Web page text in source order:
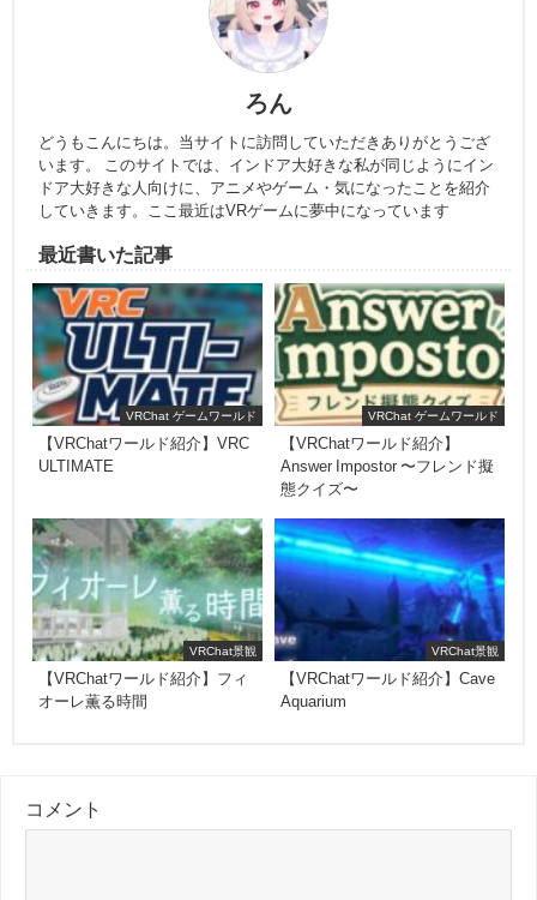
ろん
どうもこんにちは。当サイトに訪問していただきありがとうござ
います。 このサイトでは、インドア大好きな私が同じようにイン
ドア大好きな人向けに、アニメやゲーム・気になったことを紹介
していきます。ここ最近はVRゲームに夢中になっています
最近書いた記事
VRChat ゲームワールド
【VRChatワールド紹介】VRC
ULTIMATE
VRChat ゲームワールド
【VRChatワールド紹介】
Answer Impostor 〜フレンド擬
態クイズ〜
VRChat景観
【VRChatワールド紹介】フィ
オーレ薫る時間
VRChat景観
【VRChatワールド紹介】Cave
Aquarium
コメント